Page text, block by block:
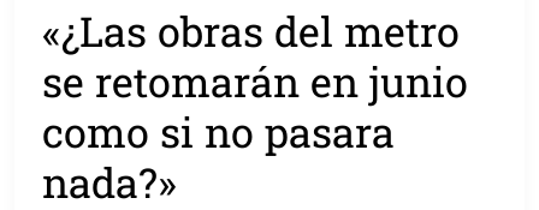
«¿Las obras del metro
se retomarán en junio
como si no pasara
nada?»